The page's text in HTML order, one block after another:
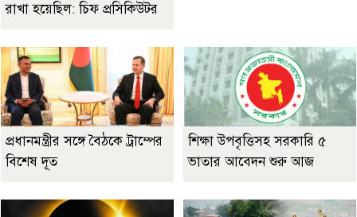
রাখা হয়েছিল: চিফ প্রসিকিউটর
প্রধানমন্ত্রীর সঙ্গে বৈঠকে ট্রাম্পের
বিশেষ দূত
শিক্ষা উপবৃত্তিসহ সরকারি ৫
ভাতার আবেদন শুরু আজ